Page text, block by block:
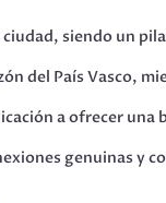
siendo un
del País Vasco,
a ofrecer
genuinas y